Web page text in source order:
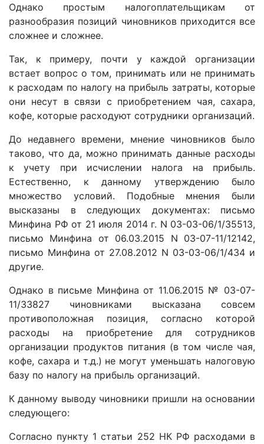
Однако простым налогоплательщикам от
разнообразия позиций чиновников приходится все
сложнее и сложнее.
Так, к примеру, почти у каждой организации
встает вопрос о том, принимать или не принимать
к расходам по налогу на прибыль затраты, которые
они несут в связи с приобретением чая, сахара,
кофе, которые расходуют сотрудники организаций.
До недавнего времени, мнение чиновников было
таково, что да, можно принимать данные расходы
к учету при исчислении налога на прибыль.
Естественно, к данному утверждению было
множество условий. Подобные мнения были
высказаны в следующих документах: письмо
Минфина РФ от 21 июля 2014 г. N 03-03-06/1/35513,
письмо Минфина от 06.03.2015 N 03-07-11/12142,
письмо Минфина от 27.08.2012 N 03-03-06/1/434 и
другие.
Однако в письме Минфина от 11.06.2015 № 03-07-
11/33827 чиновниками высказана совсем
противоположная позиция, согласно которой
расходы на приобретение для сотрудников
организации продуктов питания (в том числе чая,
кофе, сахара и т.д.) не могут уменьшать налоговую
базу по налогу на прибыль организаций.
К данному выводу чиновники пришли на основании
следующего:
Согласно пункту 1 статьи 252 НК РФ расходами в